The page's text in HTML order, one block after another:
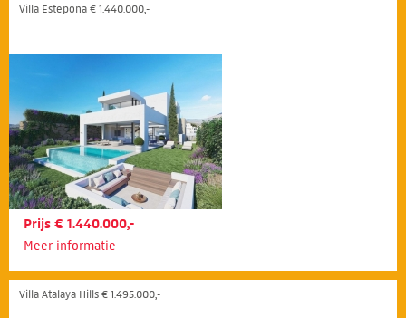
Villa Estepona € 1.440.000,-
Prijs € 1.440.000,-
Meer informatie
Villa Atalaya Hills € 1.495.000,-